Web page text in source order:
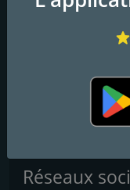
Frequencies
Contacts
https://
Réseaux